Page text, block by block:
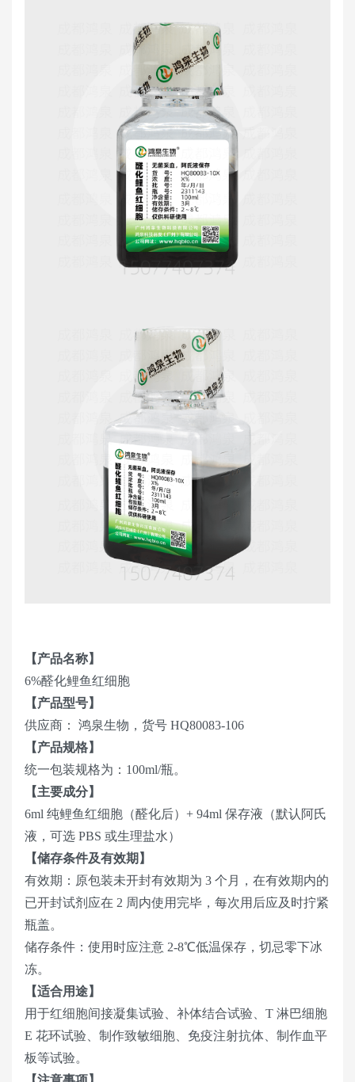
【产品名称】
6%醛化鲤鱼红细胞
【产品型号】
供应商： 鸿泉生物，货号 HQ80083-106
【产品规格】
统一包装规格为：100ml/瓶。
【主要成分】
6ml 纯鲤鱼红细胞（醛化后）+ 94ml 保存液（默认阿氏
液，可选 PBS 或生理盐水）
【储存条件及有效期】
有效期：原包装未开封有效期为 3 个月，在有效期内的
已开封试剂应在 2 周内使用完毕，每次用后应及时拧紧
瓶盖。
储存条件：使用时应注意 2-8℃低温保存，切忌零下冰
冻。
【适合用途】
用于红细胞间接凝集试验、补体结合试验、T 淋巴细胞
E 花环试验、制作致敏细胞、免疫注射抗体、制作血平
板等试验。